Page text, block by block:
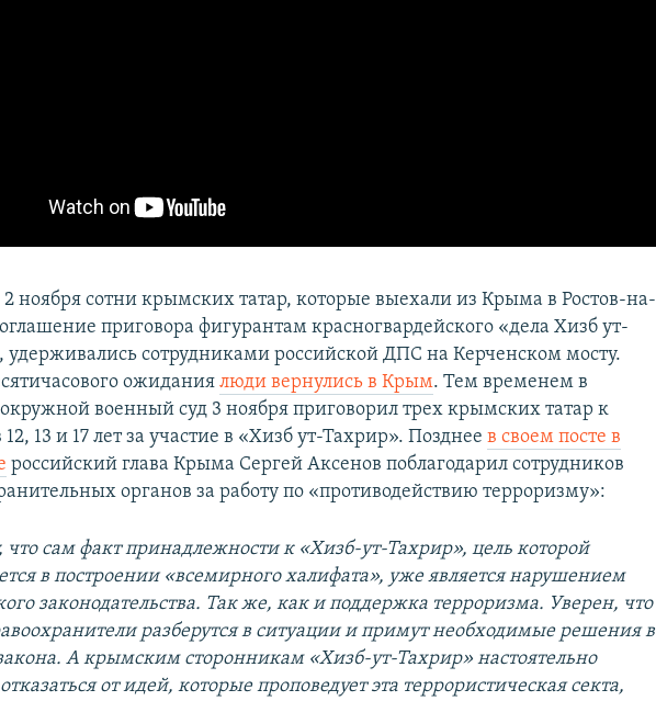
2 ноября сотни крымских татар, которые выехали из Крыма в Ростов-на-
приговора фигурантам красногвардейского «дела Хизб ут-
удерживались сотрудниками российской ДПС на Керченском мосту.
ожиданиялюди вернулись в Крым. Тем временем в
военный суд 3 ноября приговорил трех крымских татар к
13 и 17 лет за участие в «Хизб ут-Тахрир». Позднеев своем посте в
российский глава Крыма Сергей Аксенов поблагодарил сотрудников
органов за работу по «противодействию терроризму»:
что сам факт принадлежности к «Хизб-ут-Тахрир», цель которой
в построении «всемирного халифата», уже является нарушением
законодательства. Так же, как и поддержка терроризма. Уверен, что
разберутся в ситуации и примут необходимые решения в
А крымским сторонникам «Хизб-ут-Тахрир» настоятельно
от идей, которые проповедует эта террористическая секта,